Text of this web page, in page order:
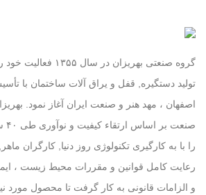
گروه صنعتی بهریزان
تولید دستگیره, قفل و یراق آلات ساختمان با
اصفهان ، مهد هنر و صنعت ایران آغاز نمود.
را با به کارگیری تکنولوژی روز دنیا, کارگران
رعایت کامل قوانین و مقررات محیط زیست ،
و الزامات قانونی به کار گرفت تا محصول مورد